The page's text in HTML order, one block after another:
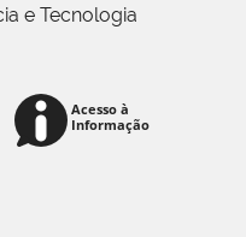
e Tecnologia